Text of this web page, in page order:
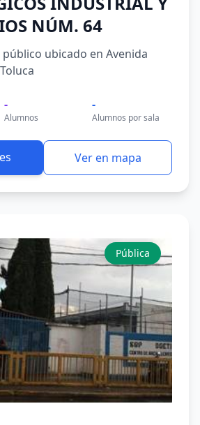
NÚM. 64
ubicado en Avenida
-
Alumnos
-
Alumnos por sala
Ver en mapa
Pública